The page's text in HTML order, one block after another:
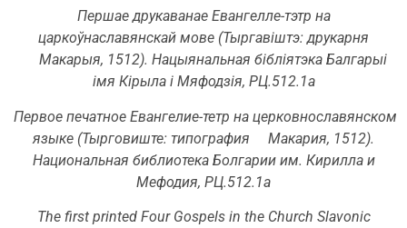
Першае друкаванае Евангелле-тэтр на
царкоўнаславянскай мове (Тыргавіштэ: друкарня
Макарыя, 1512). Нацыянальная бібліятэка Балгарыі
імя Кірыла і Мяфодзія, РЦ.512.1а
Первое печатное Евангелие-тетр на церковнославянском
языке (Тырговиште: типография
Макария, 1512).
Национальная библиотека Болгарии им. Кирилла и
Мефодия, РЦ.512.1а
The first printed Four Gospels in the Church Slavonic